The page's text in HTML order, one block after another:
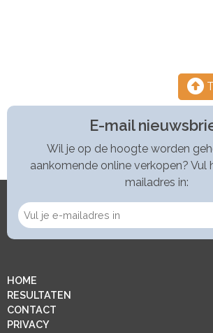
E-mail
Wil je op de hoogte worden
aankomende online verkopen? Vul
mailadres in:
HOME
RESULTATEN
CONTACT
PRIVACY